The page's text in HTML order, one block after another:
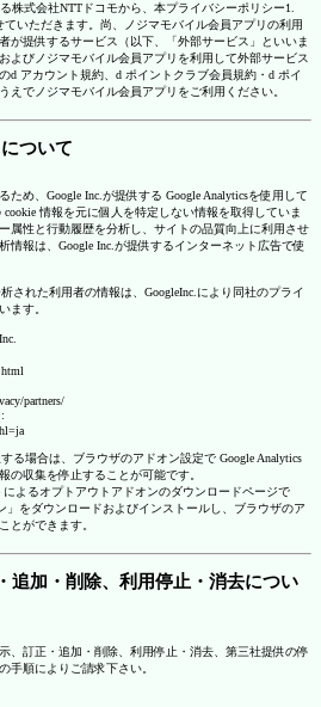
株式会社NTTドコモから、本プライバシーポリシー1.
ていただきます。尚、ノジマモバイル会員アプリの利用
が提供するサービス（以下、「外部サービス」といいま
よびノジマモバイル会員アプリを利用して外部サービス
d アカウント規約、d ポイントクラブ会員規約・d ポイ
えでノジマモバイル会員アプリをご利用ください。
ついて
め、Google Inc.が提供する Google Analyticsを使用して
情報を元に個人を特定しない情報を取得していま
属性と行動履歴を分析し、サイトの品質向上に利用させ
情報は、Google Inc.が提供するインターネット広告で使
された利用者の情報は、GoogleInc.により同社のプライ
ます。
partners/
る場合は、ブラウザのアドオン設定で Google Analytics
の収集を停止することが可能です。
によるオプトアウトアドオンのダウンロードページで
」をダウンロードおよびインストールし、ブラウザのア
とができます。
追加・削除、利用停止・消去につい
、訂正・追加・削除、利用停止・消去、第三社提供の停
手順によりご請求下さい。